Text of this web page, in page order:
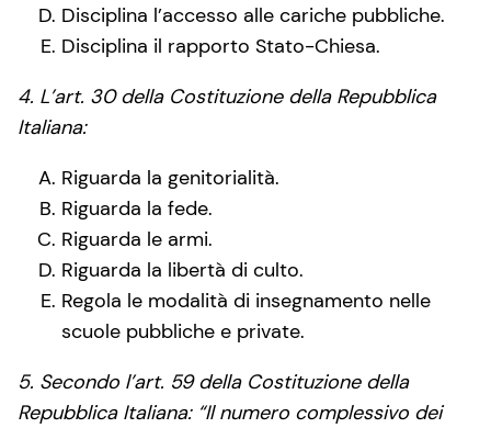
Disciplina l’accesso alle cariche pubbliche.
Disciplina il rapporto Stato-Chiesa.
4. L’art. 30 della Costituzione della Repubblica
Italiana:
Riguarda la genitorialità.
Riguarda la fede.
Riguarda le armi.
Riguarda la libertà di culto.
Regola le modalità di insegnamento nelle
scuole pubbliche e private.
5. Secondo l’art. 59 della Costituzione della
Repubblica Italiana: “Il numero complessivo dei